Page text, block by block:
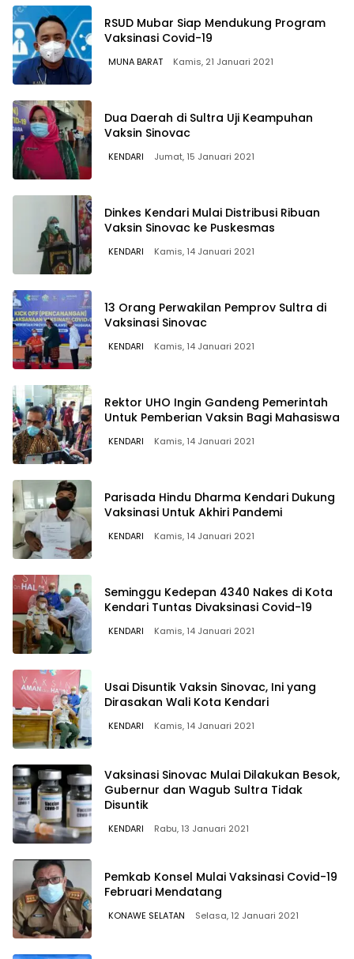
RSUD Mubar Siap Mendukung Program
Vaksinasi Covid-19
MUNA BARAT Kamis, 21 Januari 2021
Dua Daerah di Sultra Uji Keampuhan
Vaksin Sinovac
KENDARI Jumat, 15 Januari 2021
Dinkes Kendari Mulai Distribusi Ribuan
Vaksin Sinovac ke Puskesmas
KENDARI Kamis, 14 Januari 2021
13 Orang Perwakilan Pemprov Sultra di
Vaksinasi Sinovac
KENDARI Kamis, 14 Januari 2021
Rektor UHO Ingin Gandeng Pemerintah
Untuk Pemberian Vaksin Bagi Mahasiswa
KENDARI Kamis, 14 Januari 2021
Parisada Hindu Dharma Kendari Dukung
Vaksinasi Untuk Akhiri Pandemi
KENDARI Kamis, 14 Januari 2021
Seminggu Kedepan 4340 Nakes di Kota
Kendari Tuntas Divaksinasi Covid-19
KENDARI Kamis, 14 Januari 2021
Usai Disuntik Vaksin Sinovac, Ini yang
Dirasakan Wali Kota Kendari
KENDARI Kamis, 14 Januari 2021
Vaksinasi Sinovac Mulai Dilakukan Besok,
Gubernur dan Wagub Sultra Tidak
Disuntik
KENDARI Rabu, 13 Januari 2021
Pemkab Konsel Mulai Vaksinasi Covid-19
Februari Mendatang
KONAWE SELATAN Selasa, 12 Januari 2021